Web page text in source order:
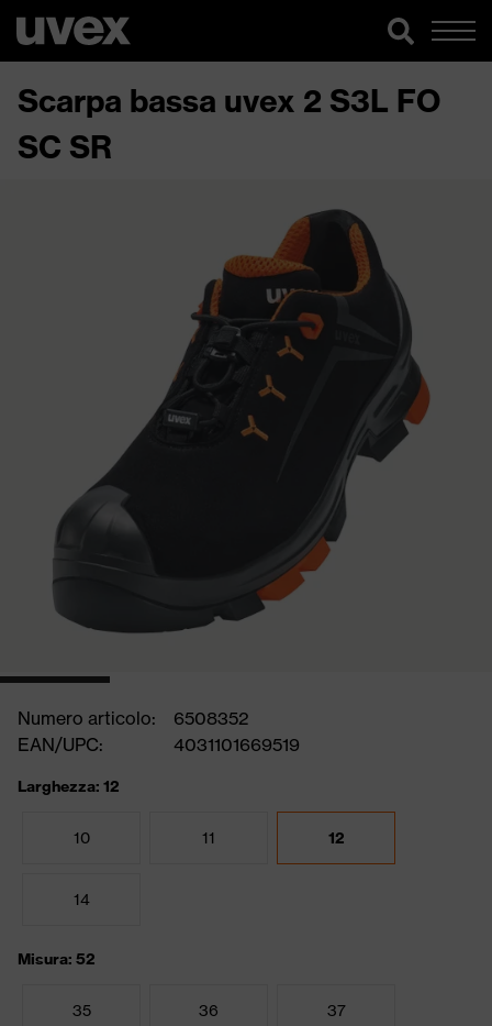
Scarpa bassa uvex 2 S3L FO
SC SR
Numero articolo:
6508352
EAN/UPC:
4031101669519
Larghezza: 12
10 11 12
14
Misura: 52
35 36 37